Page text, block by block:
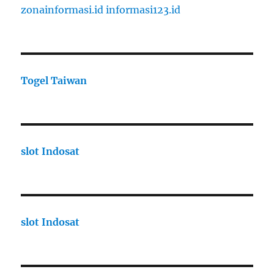
zonainformasi.id informasi123.id
Togel Taiwan
slot Indosat
slot Indosat